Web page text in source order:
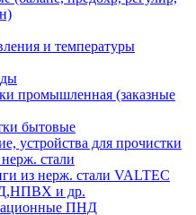
и температуры
промышленная (заказные
бытовые
устройства для прочистки
стали
из нерж. стали VALTEC
и др.
ПНД